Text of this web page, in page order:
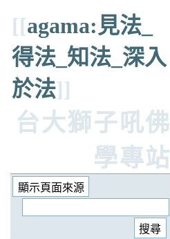
[[agama:見法_
得法_知法_深入
於法]]
台大獅子吼佛
學專站